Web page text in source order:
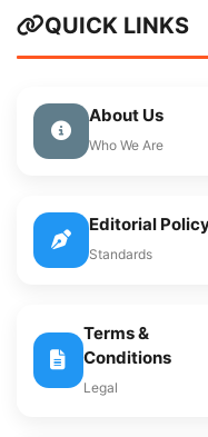
QUICK LINKS
About Us
Who We Are
Editorial
Standards
Terms &
Conditions
Legal